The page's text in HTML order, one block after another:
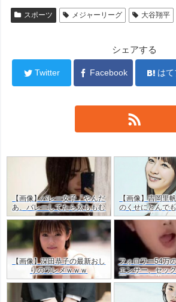
スポーツ メジャーリーグ 大谷翔平
シェアする
Twitter Facebook はて
【画像】バレー女子「やんだ
あ、バレーしてたら太ももむ
ちむちやん…」ｗｗ
【画像】吉岡里
のくせにとんで
着てし
【画像】深田恭子の最新おし
りのワレメｗｗｗ
フォロワー54万
エンサー、セッ
開！目の保養だ
ぎた・・